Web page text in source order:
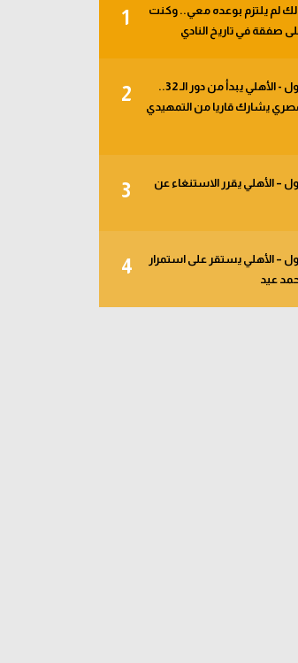
1
لم يلتزم بوعده معي.. وكنت
صفقة في تاريخ النادي
2
خبر في الجول - الأهلي يبدأ من دور الـ 32..
يشارك قاريا من التمهيدي
3
– الأهلي يقرر الاستنغاء عن
4
– الأهلي يستقر على استمرار
عيد